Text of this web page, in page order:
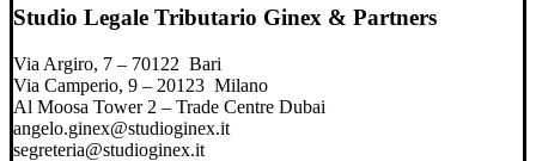
Studio Legale Tributario Ginex & Partners
Via Argiro, 7 – 70122 Bari
Via Camperio, 9 – 20123 Milano
Al Moosa Tower 2 – Trade Centre Dubai
angelo.ginex@studioginex.it
segreteria@studioginex.it